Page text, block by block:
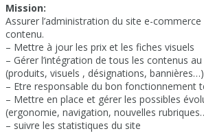
Mission:
Assurer l’administration du site e-
contenu.
– Mettre à jour les prix et les fiches visuels
– Gérer l’intégration de tous les contenus
(produits, visuels , désignations, bannières…)
– Etre responsable du bon fonctionnement
– Mettre en place et gérer les possibles
(ergonomie, navigation, nouvelles
– suivre les statistiques du site